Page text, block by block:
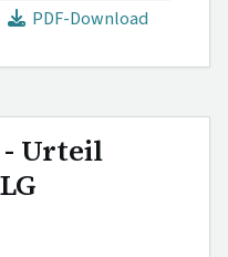
PDF-Download
- Urteil